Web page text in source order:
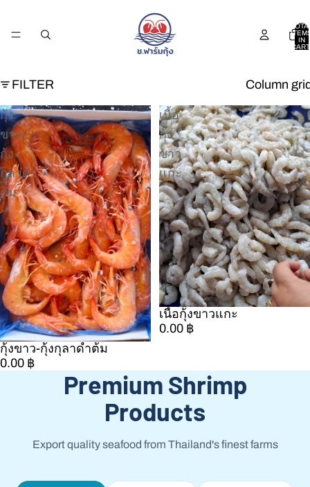
IN
FILTER Column
กุ้ง
ขาว-
กุ้ง
กุลาดำ
ต้ม
SOLD OUT
กุ้งขาว-กุ้งกุลาดำต้ม
0.00 ฿
เนื้อ
กุ้ง
ขาว
แกะ
SOLD OUT
เนื้อกุ้งขาวแกะ
0.00 ฿
Premium Shrimp
Products
Export quality seafood from Thailand's finest farms